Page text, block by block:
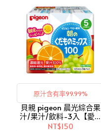
原汁含有率99.99%
貝親 pigeon 晨光綜合果
汁/果汁/飲料-3入【愛吾
兒】
NT$150